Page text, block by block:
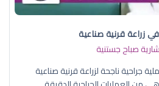
زراعة قرنية صناعية
صباح جستنية
جراحية ناجحة لزراعة قرنية صناعية